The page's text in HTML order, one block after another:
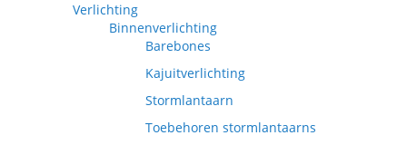
Verlichting
Binnenverlichting
Barebones
Kajuitverlichting
Stormlantaarn
Toebehoren stormlantaarns